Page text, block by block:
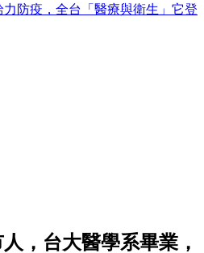
防疫，全台「醫療與衛生」它登
，台大醫學系畢業，